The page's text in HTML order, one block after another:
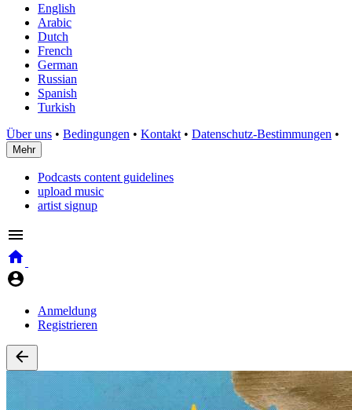
English
Arabic
Dutch
French
German
Russian
Spanish
Turkish
Über uns • Bedingungen • Kontakt • Datenschutz-Bestimmungen •
Mehr
Podcasts content guidelines
upload music
artist signup
Anmeldung
Registrieren